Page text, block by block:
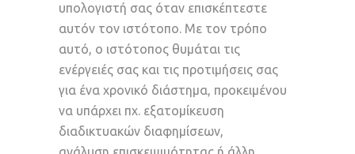
υπολογιστή σας όταν επισκέπτεστε
αυτόν τον ιστότοπο. Με τον τρόπο
αυτό, ο ιστότοπος θυμάται τις
ενέργειές σας και τις προτιμήσεις σας
για ένα χρονικό διάστημα, προκειμένου
να υπάρχει πχ. εξατομίκευση
διαδικτυακών διαφημίσεων,